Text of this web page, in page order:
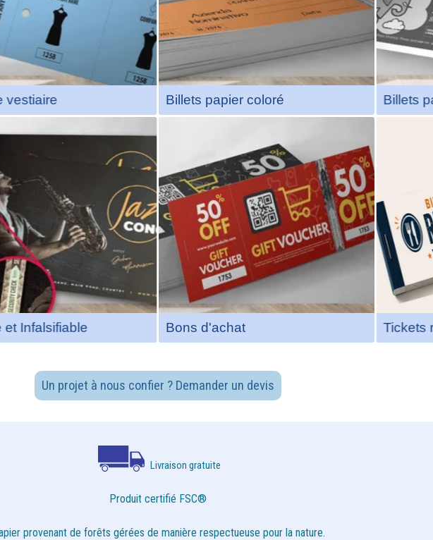
vestiaire Billets papier coloré Billets
et Infalsifiable Bons d'achat
une souche + 6 billets
en carnets pratiques.
Plus d'infos
Tickets
pour correspondre à l’identité de
votre événement..
Plus d'infos
Un projet à nous confier ? Demander un devis
Livraison gratuite
Produit certifié FSC®
provenant de forêts gérées de manière respectueuse pour la nature.